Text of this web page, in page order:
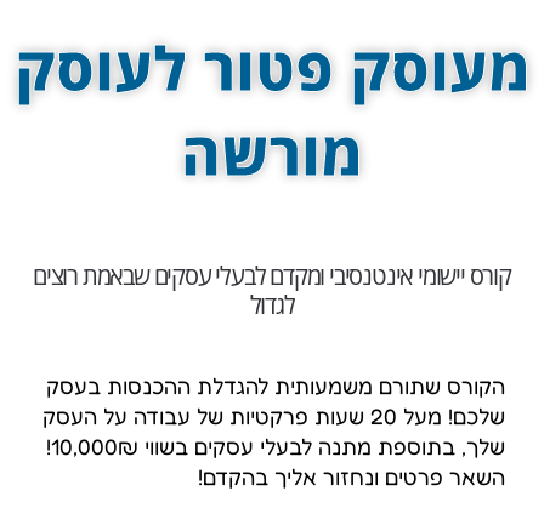
מעוסק פטור לעוסק
מורשה
קורס יישומי אינטנסיבי ומקדם לבעלי עסקים שבאמת רוצים
לגדול
הקורס שתורם משמעותית להגדלת ההכנסות בעסק
שלכם! מעל 20 שעות פרקטיות של עבודה על העסק
שלך, בתוספת מתנה לבעלי עסקים בשווי 10,000₪!
השאר פרטים ונחזור אליך בהקדם!